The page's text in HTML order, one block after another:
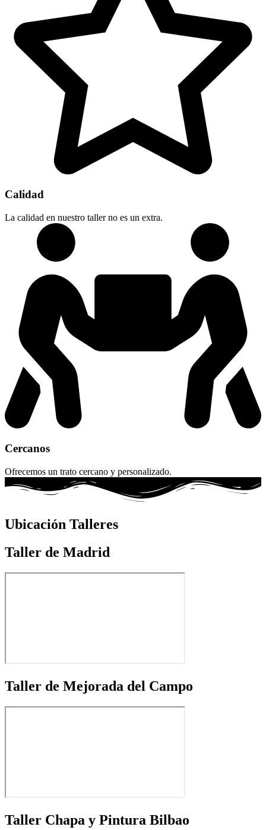
Calidad
La calidad en nuestro taller no es un extra.
Cercanos
Ofrecemos un trato cercano y personalizado.
Ubicación Talleres
Taller de Madrid
Taller de Mejorada del Campo
Taller Chapa y Pintura Bilbao